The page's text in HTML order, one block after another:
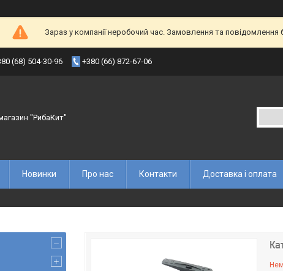
Зараз у компанії неробочий час. Замовлення та
(68) 504-30-96 +380 (66) 872-67-06
"РибаКит"
Новинки Про нас Контакти Доставка і оплата